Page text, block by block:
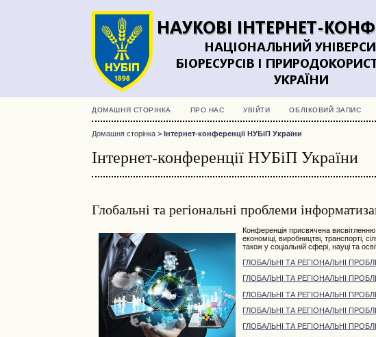
ДОМАШНЯ СТОРІНКА ПРО НАС УВІЙТИ ОБЛІКОВИЙ ЗАПИС
Домашня сторінка >Інтернет-конференції НУБіП України
Інтернет-конференції НУБіП України
Глобальні та регіональні проблеми
Конференція присвячена
економіці, виробництві, транспорті,
також у соціальній сфері, науці та
ГЛОБАЛЬНІ ТА РЕГІОНАЛЬНІ
ГЛОБАЛЬНІ ТА РЕГІОНАЛЬНІ
ГЛОБАЛЬНІ ТА РЕГІОНАЛЬНІ
ГЛОБАЛЬНІ ТА РЕГІОНАЛЬНІ
ГЛОБАЛЬНІ ТА РЕГІОНАЛЬНІ